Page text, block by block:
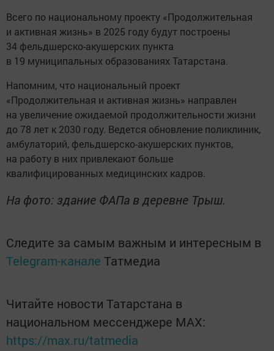
Всего по национальному проекту «Продолжительная
и активная жизнь» в 2025 году будут построены
34 фельдшерско-акушерских пункта
в 19 муниципальных образованиях Татарстана.
Напомним, что национальный проект
«Продолжительная и активная жизнь» направлен
на увеличение ожидаемой продолжительности жизни
до 78 лет к 2030 году. Ведется обновление поликлиник,
амбулаторий, фельдшерско-акушерских пунктов,
на работу в них привлекают больше
квалифицированных медицинских кадров.
На фото: здание ФАПа в деревне Трыш.
Следите за самым важным и интересным в
Telegram-канале Татмедиа
Читайте новости Татарстана в
национальном мессенджере MАХ:
https://max.ru/tatmedia